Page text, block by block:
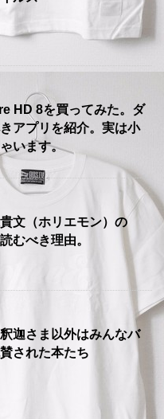
HD 8を買ってみた。ダ
アプリを紹介。実は小
います。
文（ホリエモン）の
むべき理由。
迦さま以外はみんなバ
された本たち